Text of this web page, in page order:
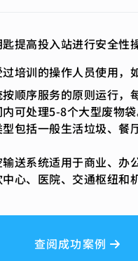
提高投入站进行安全性
培训的操作人员使用，
顺序服务的原则运行，
可处理5-8个大型废物袋
包括一般生活垃圾、餐
送系统适用于商业、办
心、医院、交通枢纽和
查阅成功案例